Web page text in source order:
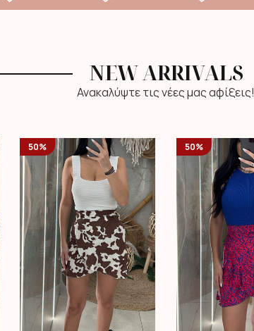
NEW ARRIVALS
Ανακαλύψτε τις νέες μας αφίξεις!
50% 50%